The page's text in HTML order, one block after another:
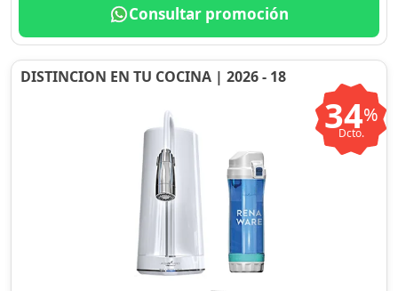
Consultar promoción
DISTINCION EN TU COCINA | 2026 - 18
34%
Dcto.